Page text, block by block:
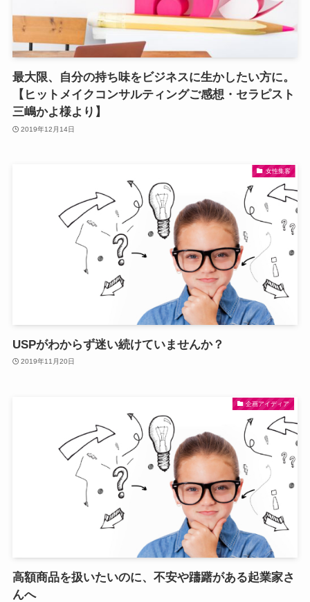
最大限、自分の持ち味をビジネスに生かしたい方に。
【ヒットメイクコンサルティングご感想・セラピスト
三嶋かよ様より】
2019年12月14日
女性集客
USPがわからず迷い続けていませんか？
2019年11月20日
企画アイディア
高額商品を扱いたいのに、不安や躊躇がある起業家さ
んへ